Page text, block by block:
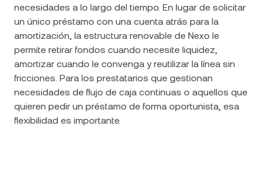
necesidades a lo largo del tiempo. En lugar de solicitar
un único préstamo con una cuenta atrás para la
amortización, la estructura renovable de Nexo le
permite retirar fondos cuando necesite liquidez,
amortizar cuando le convenga y reutilizar la línea sin
fricciones. Para los prestatarios que gestionan
necesidades de flujo de caja continuas o aquellos que
quieren pedir un préstamo de forma oportunista, esa
flexibilidad es importante.